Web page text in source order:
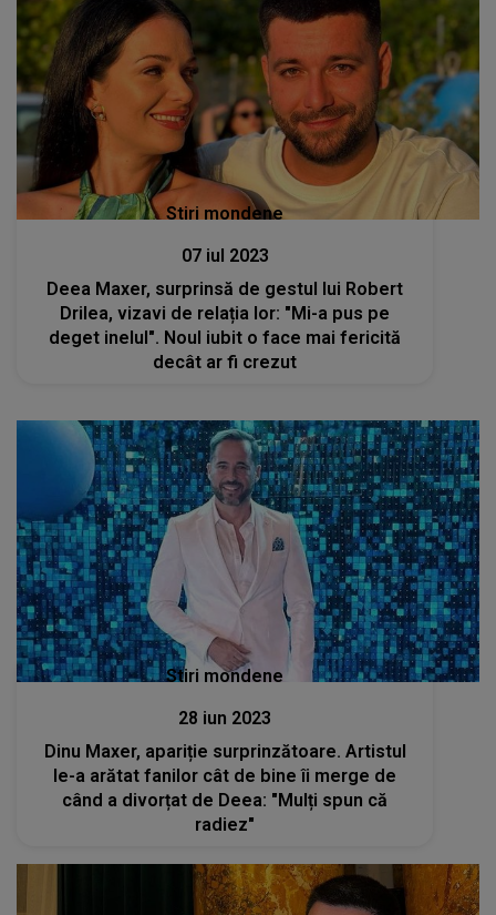
Stiri mondene
07 iul 2023
Deea Maxer, surprinsă de gestul lui Robert
Drilea, vizavi de relația lor: "Mi-a pus pe
deget inelul". Noul iubit o face mai fericită
decât ar fi crezut
Stiri mondene
28 iun 2023
Dinu Maxer, apariție surprinzătoare. Artistul
le-a arătat fanilor cât de bine îi merge de
când a divorțat de Deea: "Mulți spun că
radiez"